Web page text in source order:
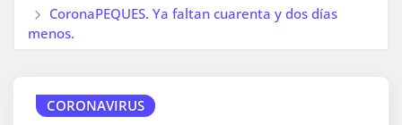
CoronaPEQUES. Ya faltan cuarenta y dos días
menos.
CORONAVIRUS